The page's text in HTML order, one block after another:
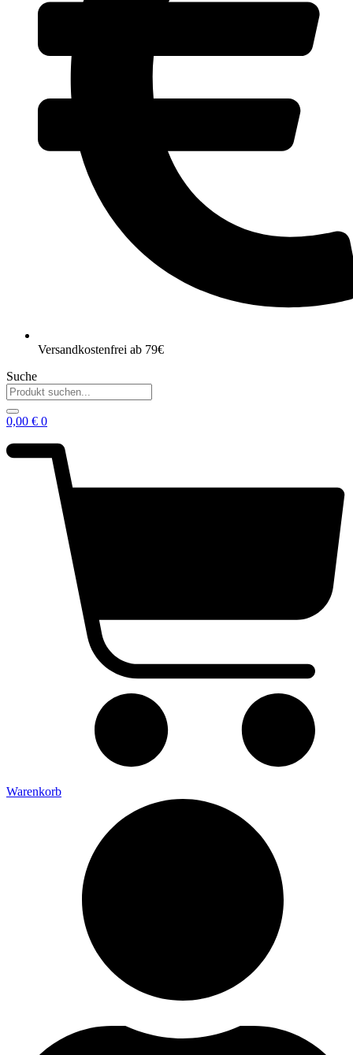
Versandkostenfrei ab 79€
Suche
0,00 € 0
Warenkorb